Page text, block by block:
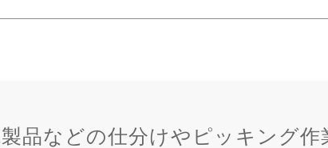
製品などの仕分けやピッキング作